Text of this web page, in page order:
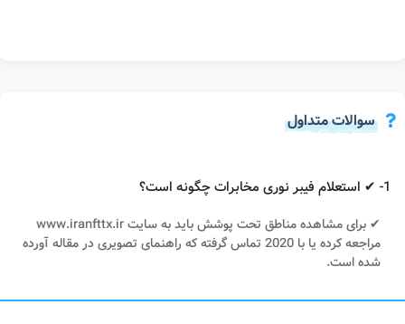
سوالات متداول
1- ✔ استعلام فیبر نوری مخابرات چگونه است؟
✔ برای مشاهده مناطق تحت پوشش باید به سایت www.iranfttx.ir
مراجعه کرده یا با 2020 تماس گرفته که راهنمای تصویری در مقاله آورده
شده است.